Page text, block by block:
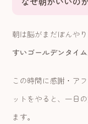
朝は脳がまだぼんやり
すいゴールデンタイム
この時間に感謝・ア
ットをやると、一日
ます。